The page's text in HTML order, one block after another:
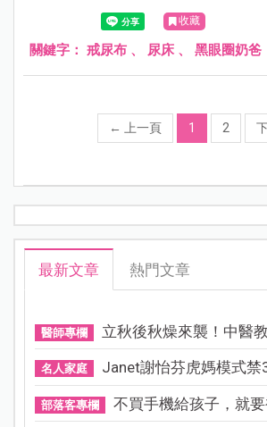
每個孩子都不一樣，等他準備好。
收藏
關鍵字： 戒尿布 、 尿床 、 黑眼圈奶爸
← 上一頁 1 2
最新文章 熱門文章
醫師專欄 立秋後秋燥來襲！中醫
名人家庭 Janet謝怡芬虎媽模式禁
部落客專欄 不買手機給孩子，就要